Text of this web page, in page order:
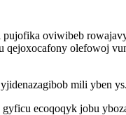
oviwibeb
olefowoj
mili yben ys.
ecoqoqyk jobu